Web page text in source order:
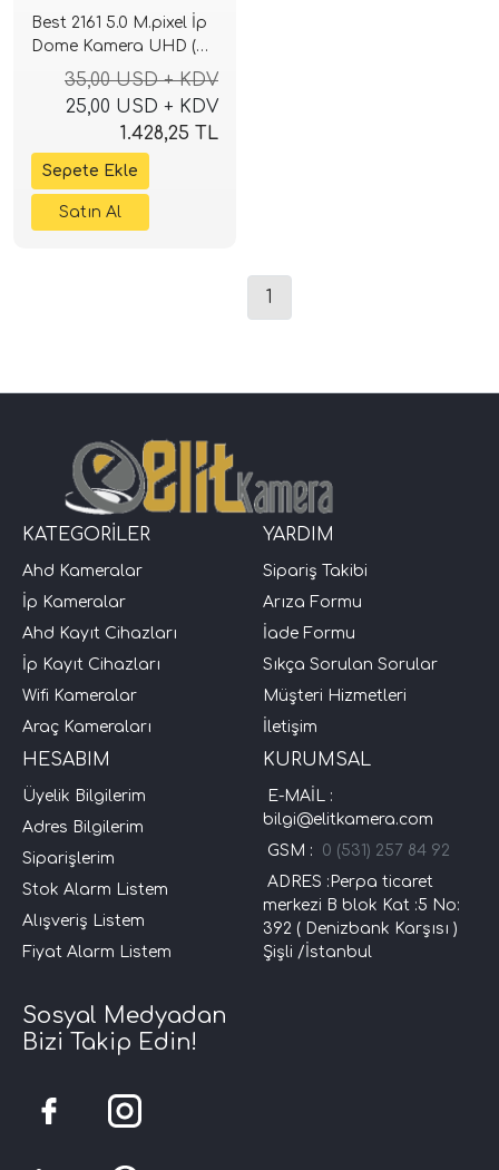
Best 2161 5.0 M.pixel İp
Dome Kamera UHD (
Plastik kasa ) sesli
gece görüşlü
35,00 USD + KDV
25,00 USD + KDV
1.428,25 TL
1
KATEGORİLER
Ahd Kameralar
İp Kameralar
Ahd Kayıt Cihazları
İp Kayıt Cihazları
Wifi Kameralar
Araç Kameraları
YARDIM
Sipariş Takibi
Arıza Formu
İade Formu
Sıkça Sorulan Sorular
Müşteri Hizmetleri
İletişim
HESABIM
Üyelik Bilgilerim
Adres Bilgilerim
Siparişlerim
Stok Alarm Listem
Alışveriş Listem
Fiyat Alarm Listem
KURUMSAL
E-MAİL :
bilgi@elitkamera.com
GSM : 0 (531) 257 84 92
ADRES :Perpa ticaret
merkezi B blok Kat :5 No:
392 ( Denizbank Karşısı )
Şişli /İstanbul
Sosyal Medyadan
Bizi Takip Edin!